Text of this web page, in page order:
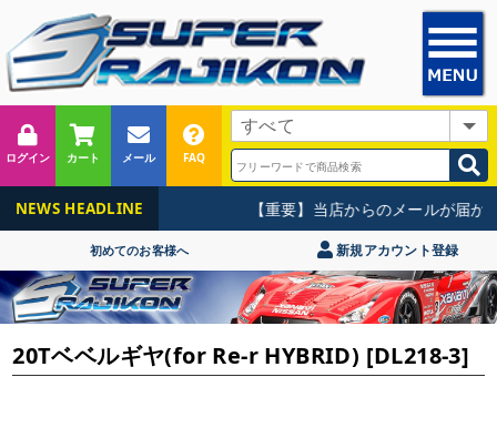
ログイン カート メール FAQ
NEWS HEADLINE 【重要】当店からのメールが届か
初めてのお客様へ 新規アカウント登録
20Tベベルギヤ(for Re-r HYBRID) [DL218-3]